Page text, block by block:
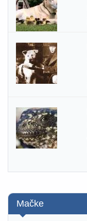
Mačke